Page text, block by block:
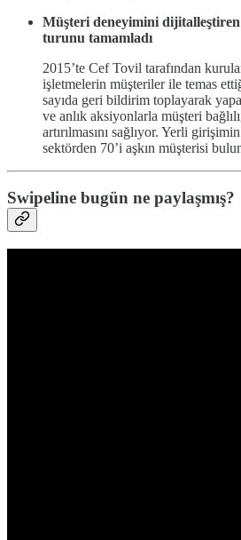
Müşteri deneyimini dijitalleştiren
turunu tamamladı
2015’te Cef Tovil tarafından
işletmelerin müşteriler ile temas
sayıda geri bildirim toplayarak
ve anlık aksiyonlarla müşteri
artırılmasını sağlıyor. Yerli
sektörden 70’i aşkın müşterisi
Swipeline bugün ne paylaşmış?